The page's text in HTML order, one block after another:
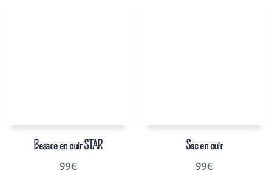
Besace en cuir STAR
99€
Sac en cuir
99€